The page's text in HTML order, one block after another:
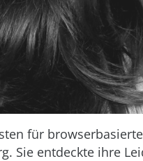
für
Sie entdeckte ihre